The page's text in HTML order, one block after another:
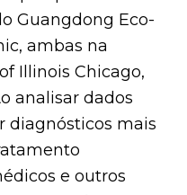
Guangdong Eco-
ambas na
Illinois Chicago,
analisar dados
diagnósticos mais
e outros